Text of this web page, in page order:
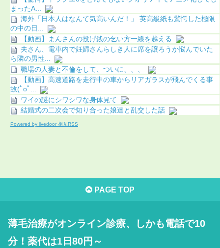
まったA...
海外「日本人はなんて気高いんだ！」 英高級紙も驚愕した極限
の中の日...
【動画】まんさんの投げ銭の乞い方一線を越える
夫さん、電車内で妊婦さんらしき人に席を譲ろうか悩んでいた
ら隣の男性...
職場の人妻と不倫をして、ついに、、、
【動画】高速道路を走行中の車からリアガラスが飛んでくる事
故(ﾟoﾟ...
ワイの謎にシワシワな身体見て
結婚式の二次会で知り合った娘達と乱交した話
Powered by livedoor 相互RSS
PAGE TOP
薄毛治療がオンライン診療、しかも電話で10
分！薬代は1日80円～